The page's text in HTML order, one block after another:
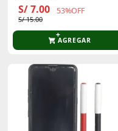
S/ 7.00 53%OFF
S/ 15.00
AGREGAR